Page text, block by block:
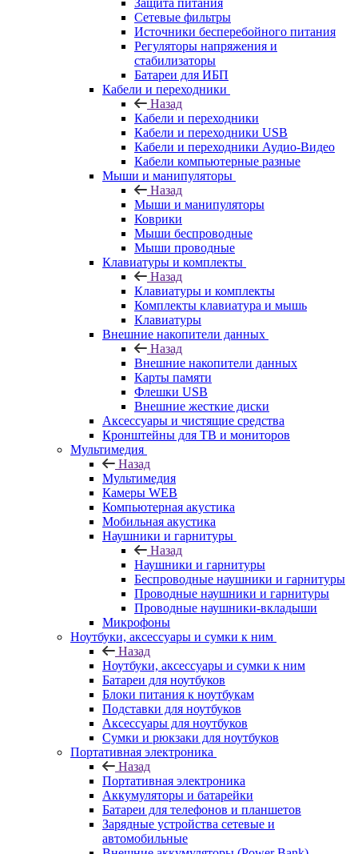
Защита питания
Сетевые фильтры
Источники бесперебойного питания
Регуляторы напряжения и
стабилизаторы
Батареи для ИБП
Кабели и переходники
Назад
Кабели и переходники
Кабели и переходники USB
Кабели и переходники Аудио-Видео
Кабели компьютерные разные
Мыши и манипуляторы
Назад
Мыши и манипуляторы
Коврики
Мыши беспроводные
Мыши проводные
Клавиатуры и комплекты
Назад
Клавиатуры и комплекты
Комплекты клавиатура и мышь
Клавиатуры
Внешние накопители данных
Назад
Внешние накопители данных
Карты памяти
Флешки USB
Внешние жесткие диски
Аксессуары и чистящие средства
Кронштейны для ТВ и мониторов
Мультимедия
Назад
Мультимедия
Камеры WEB
Компьютерная акустика
Мобильная акустика
Наушники и гарнитуры
Назад
Наушники и гарнитуры
Беспроводные наушники и гарнитуры
Проводные наушники и гарнитуры
Проводные наушники-вкладыши
Микрофоны
Ноутбуки, аксессуары и сумки к ним
Назад
Ноутбуки, аксессуары и сумки к ним
Батареи для ноутбуков
Блоки питания к ноутбукам
Подставки для ноутбуков
Аксессуары для ноутбуков
Сумки и рюкзаки для ноутбуков
Портативная электроника
Назад
Портативная электроника
Аккумуляторы и батарейки
Батареи для телефонов и планшетов
Зарядные устройства сетевые и
автомобильные